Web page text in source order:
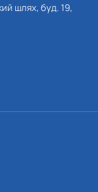
шлях, буд. 19,